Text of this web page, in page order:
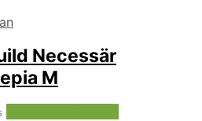
Necessär
M